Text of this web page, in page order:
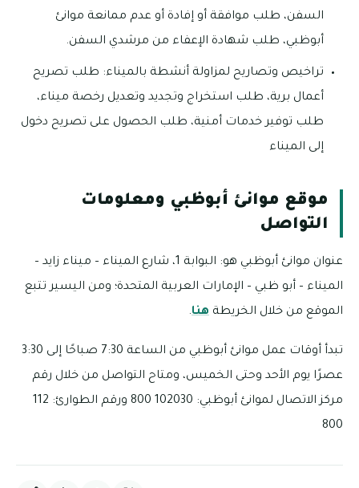
السفن، طلب موافقة أو إفادة أو عدم ممانعة موانئ
أبوظبي، طلب شهادة الإعفاء من مرشدي السفن.
تراخيص وتصاريح لمزاولة أنشطة بالميناء: طلب تصريح
أعمال برية، طلب استخراج وتجديد وتعديل رخصة ميناء،
طلب توفير خدمات أمنية، طلب الحصول على تصريح دخول
إلى الميناء
موقع موانئ أبوظبي ومعلومات
التواصل
عنوان موانئ أبوظبي هو: البوابة 1، شارع الميناء – ميناء زايد –
الميناء – أبو ظبي – الإمارات العربية المتحدة؛ ومن اليسير تتبع
الموقع من خلال الخريطة هنا.
تبدأ أوقات عمل موانئ أبوظبي من الساعة 7:30 صباحًا إلى 3:30
عصرًا يوم الأحد وحتى الخميس، ومتاح التواصل من خلال رقم
مركز الاتصال لموانئ أبوظبي: 102030 800 ورقم الطوارئ: 112
800